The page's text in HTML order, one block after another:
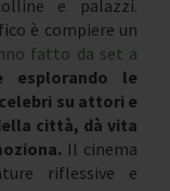
e palazzi.
è compiere un
fatto da set a
esplorando le
su attori e
città, dà vita
Il cinema
riflessive e